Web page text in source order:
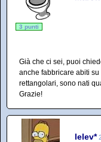
3 punti
Già che ci sei, puoi
anche fabbricare abiti
rettangolari, sono nati
Grazie!
lelev*